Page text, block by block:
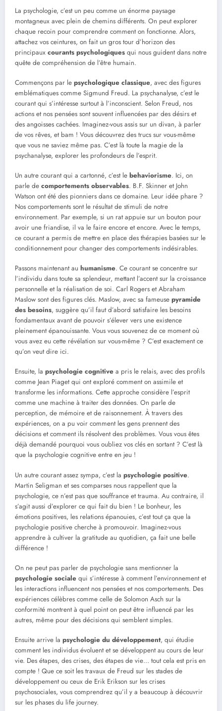
La psychologie, c’est un peu comme un énorme paysage
montagneux avec plein de chemins différents. On peut explorer
chaque recoin pour comprendre comment on fonctionne. Alors,
attachez vos ceintures, on fait un gros tour d’horizon des
principaux courants psychologiques qui nous guident dans notre
quête de compréhension de l’être humain.
Commençons par le psychologique classique, avec des figures
emblématiques comme Sigmund Freud. La psychanalyse, c’est le
courant qui s’intéresse surtout à l’inconscient. Selon Freud, nos
actions et nos pensées sont souvent influencées par des désirs et
des angoisses cachées. Imaginez-vous assis sur un divan, à parler
de vos rêves, et bam ! Vous découvrez des trucs sur vous-même
que vous ne saviez même pas. C’est là toute la magie de la
psychanalyse, explorer les profondeurs de l’esprit.
Un autre courant qui a cartonné, c’est le behaviorisme. Ici, on
parle de comportements observables. B.F. Skinner et John
Watson ont été des pionniers dans ce domaine. Leur idée phare ?
Nos comportements sont le résultat de stimuli de notre
environnement. Par exemple, si un rat appuie sur un bouton pour
avoir une friandise, il va le faire encore et encore. Avec le temps,
ce courant a permis de mettre en place des thérapies basées sur le
conditionnement pour changer des comportements indésirables.
Passons maintenant au humanisme. Ce courant se concentre sur
l’individu dans toute sa splendeur, mettant l’accent sur la croissance
personnelle et la réalisation de soi. Carl Rogers et Abraham
Maslow sont des figures clés. Maslow, avec sa fameuse pyramide
des besoins, suggère qu’il faut d’abord satisfaire les besoins
fondamentaux avant de pouvoir s’élever vers une existence
pleinement épanouissante. Vous vous souvenez de ce moment où
vous avez eu cette révélation sur vous-même ? C’est exactement ce
qu’on veut dire ici.
Ensuite, la psychologie cognitive a pris le relais, avec des profils
comme Jean Piaget qui ont exploré comment on assimile et
transforme les informations. Cette approche considère l’esprit
comme une machine à traiter des données. On parle de
perception, de mémoire et de raisonnement. À travers des
expériences, on a pu voir comment les gens prennent des
décisions et comment ils résolvent des problèmes. Vous vous êtes
déjà demandé pourquoi vous oubliez vos clés en sortant ? C’est là
que la psychologie cognitive entre en jeu !
Un autre courant assez sympa, c’est la psychologie positive.
Martin Seligman et ses comparses nous rappellent que la
psychologie, ce n’est pas que souffrance et trauma. Au contraire, il
s’agit aussi d’explorer ce qui fait du bien ! Le bonheur, les
émotions positives, les relations épanouies, c’est tout ça que la
psychologie positive cherche à promouvoir. Imaginez-vous
apprendre à cultiver la gratitude au quotidien, ça fait une belle
différence !
On ne peut pas parler de psychologie sans mentionner la
psychologie sociale qui s’intéresse à comment l’environnement et
les interactions influencent nos pensées et nos comportements. Des
expériences célèbres comme celle de Solomon Asch sur la
conformité montrent à quel point on peut être influencé par les
autres, même pour des décisions qui semblent simples.
Ensuite arrive la psychologie du développement, qui étudie
comment les individus évoluent et se développent au cours de leur
vie. Des étapes, des crises, des étapes de vie… tout cela est pris en
compte ! Que ce soit les travaux de Freud sur les stades de
développement ou ceux de Erik Erikson sur les crises
psychosociales, vous comprendrez qu’il y a beaucoup à découvrir
sur les phases du life journey.